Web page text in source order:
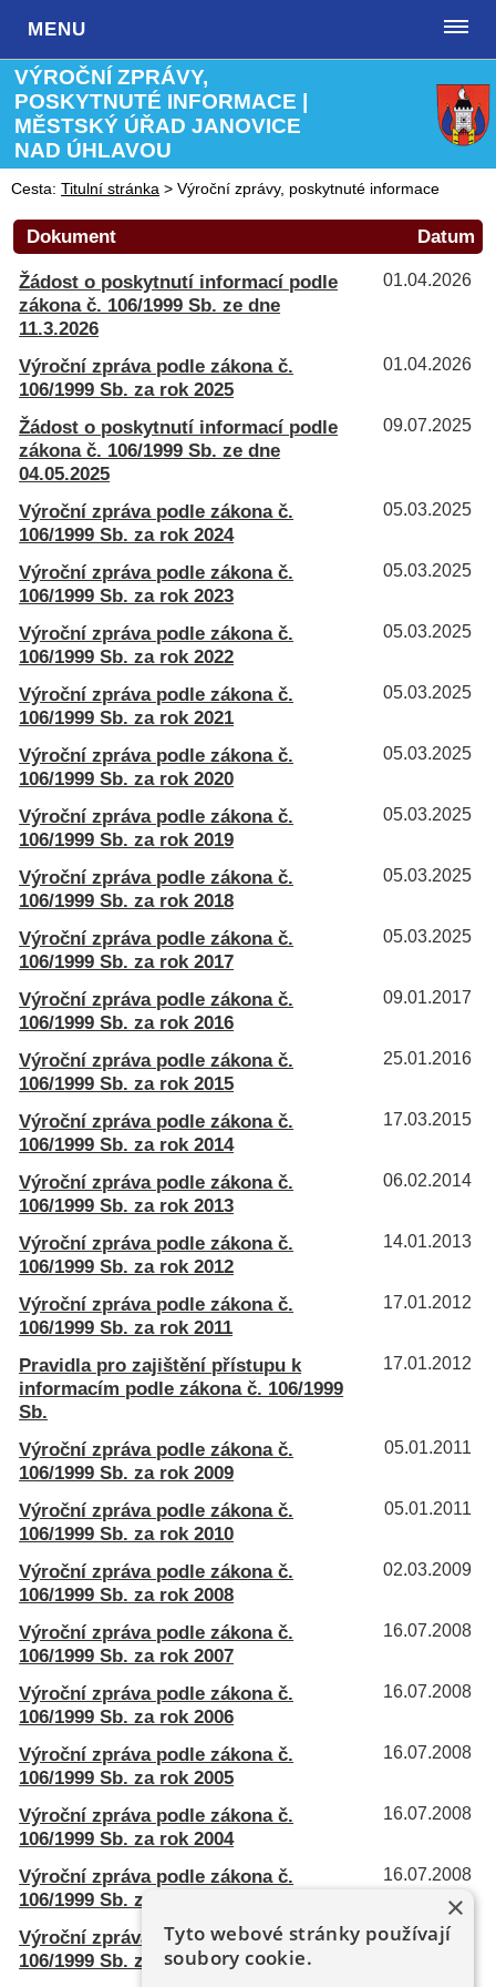
MENU
VÝROČNÍ ZPRÁVY,
POSKYTNUTÉ INFORMACE |
MĚSTSKÝ ÚŘAD JANOVICE
NAD ÚHLAVOU
Cesta: Titulní stránka >Výroční zprávy, poskytnuté informace
Datum
Dokument
01.04.2026
Žádost o poskytnutí informací podle
zákona č. 106/1999 Sb. ze dne
11.3.2026
01.04.2026
Výroční zpráva podle zákona č.
106/1999 Sb. za rok 2025
09.07.2025
Žádost o poskytnutí informací podle
zákona č. 106/1999 Sb. ze dne
04.05.2025
05.03.2025
Výroční zpráva podle zákona č.
106/1999 Sb. za rok 2024
05.03.2025
Výroční zpráva podle zákona č.
106/1999 Sb. za rok 2023
05.03.2025
Výroční zpráva podle zákona č.
106/1999 Sb. za rok 2022
05.03.2025
Výroční zpráva podle zákona č.
106/1999 Sb. za rok 2021
05.03.2025
Výroční zpráva podle zákona č.
106/1999 Sb. za rok 2020
05.03.2025
Výroční zpráva podle zákona č.
106/1999 Sb. za rok 2019
05.03.2025
Výroční zpráva podle zákona č.
106/1999 Sb. za rok 2018
05.03.2025
Výroční zpráva podle zákona č.
106/1999 Sb. za rok 2017
09.01.2017
Výroční zpráva podle zákona č.
106/1999 Sb. za rok 2016
25.01.2016
Výroční zpráva podle zákona č.
106/1999 Sb. za rok 2015
17.03.2015
Výroční zpráva podle zákona č.
106/1999 Sb. za rok 2014
06.02.2014
Výroční zpráva podle zákona č.
106/1999 Sb. za rok 2013
14.01.2013
Výroční zpráva podle zákona č.
106/1999 Sb. za rok 2012
17.01.2012
Výroční zpráva podle zákona č.
106/1999 Sb. za rok 2011
17.01.2012
Pravidla pro zajištění přístupu k
informacím podle zákona č. 106/1999
Sb.
05.01.2011
Výroční zpráva podle zákona č.
106/1999 Sb. za rok 2009
05.01.2011
Výroční zpráva podle zákona č.
106/1999 Sb. za rok 2010
02.03.2009
Výroční zpráva podle zákona č.
106/1999 Sb. za rok 2008
16.07.2008
Výroční zpráva podle zákona č.
106/1999 Sb. za rok 2007
16.07.2008
Výroční zpráva podle zákona č.
106/1999 Sb. za rok 2006
16.07.2008
Výroční zpráva podle zákona č.
106/1999 Sb. za rok 2005
16.07.2008
Výroční zpráva podle zákona č.
106/1999 Sb. za rok 2004
16.07.2008
Výroční zpráva podle zákona č.
106/1999 Sb. za rok 2003
16.07.2008
Výroční zpráva podle zákona č.
106/1999 Sb. za rok 2001
×
Tyto webové stránky používají
soubory cookie.